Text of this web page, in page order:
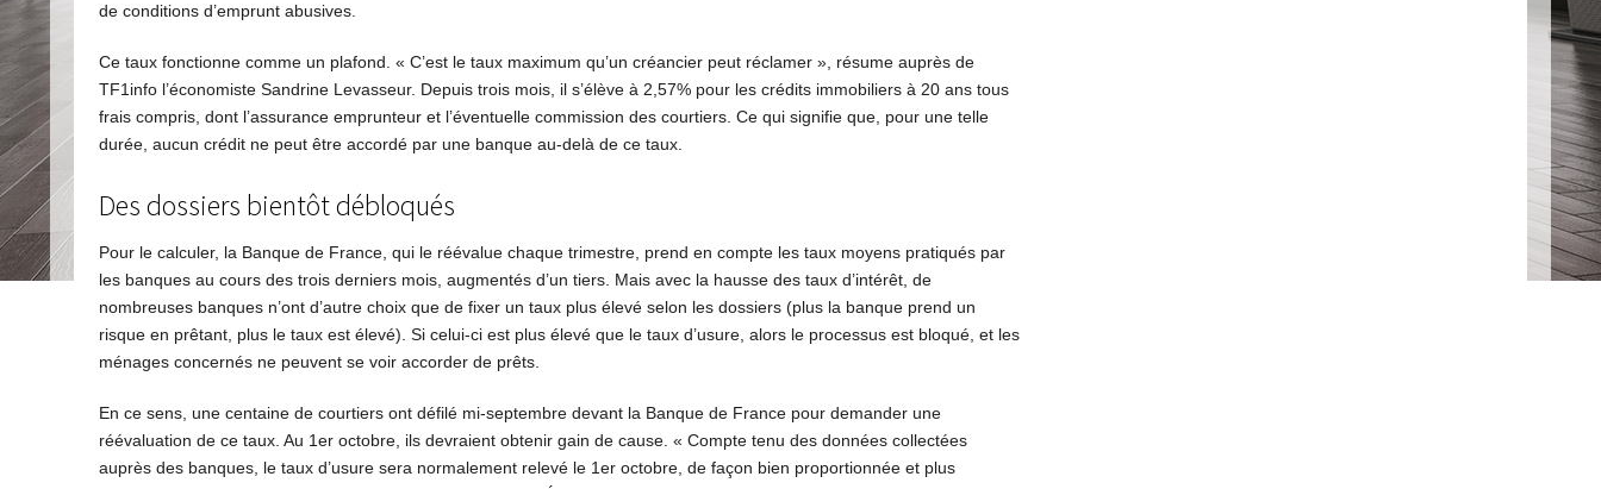
de conditions d’emprunt abusives.
Ce taux fonctionne comme un plafond. « C’est le taux maximum qu’un créancier peut réclamer », résume auprès de
TF1info l’économiste Sandrine Levasseur. Depuis trois mois, il s’élève à 2,57% pour les crédits immobiliers à 20 ans tous
frais compris, dont l’assurance emprunteur et l’éventuelle commission des courtiers. Ce qui signifie que, pour une telle
durée, aucun crédit ne peut être accordé par une banque au-delà de ce taux.
Des dossiers bientôt débloqués
Pour le calculer, la Banque de France, qui le réévalue chaque trimestre, prend en compte les taux moyens pratiqués par
les banques au cours des trois derniers mois, augmentés d’un tiers. Mais avec la hausse des taux d’intérêt, de
nombreuses banques n’ont d’autre choix que de fixer un taux plus élevé selon les dossiers (plus la banque prend un
risque en prêtant, plus le taux est élevé). Si celui-ci est plus élevé que le taux d’usure, alors le processus est bloqué, et les
ménages concernés ne peuvent se voir accorder de prêts.
En ce sens, une centaine de courtiers ont défilé mi-septembre devant la Banque de France pour demander une
réévaluation de ce taux. Au 1er octobre, ils devraient obtenir gain de cause. « Compte tenu des données collectées
auprès des banques, le taux d’usure sera normalement relevé le 1er octobre, de façon bien proportionnée et plus